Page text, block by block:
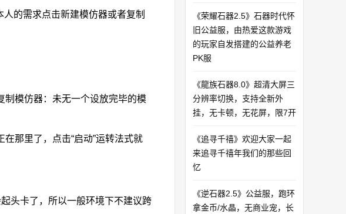
的需求点击新建模仿器或者复制
模仿器：未无一个设放完毕的模
那里了，点击“启动”运转法式就
头卡了，所以一般环境下不建议跨
《荣耀石器2.5》石器时代怀
旧公益服，由热爱这款游戏
的玩家自发搭建的公益养老
PK服
《龍族石器8.0》超清大屏三
分辨率切换，支持全新外
挂，无卡顿，无花屏，限7开
《追寻千禧》欢迎大家一起
来追寻千禧年我们的那些回
忆
《逆石器2.5》公益服，跑环
拿金币/水晶，无商业宠，长